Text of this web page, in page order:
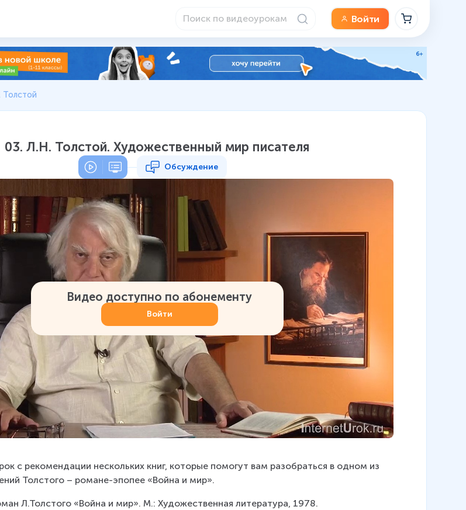
Войти
Толстой
03. Л.Н. Толстой. Художественный мир писателя
Обсуждение
Видео доступно по абонементу
Войти
с рекомендации нескольких книг, которые помогут вам разобраться в одном из
Толстого – романе-эпопее «Война и мир».
Л.Толстого «Война и мир». М.: Художественная литература, 1978.